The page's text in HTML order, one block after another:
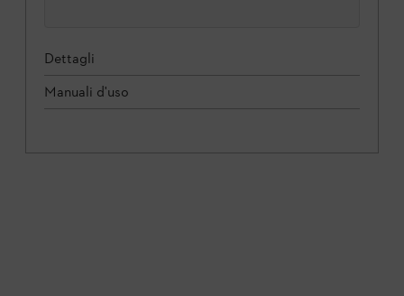
Dettagli
Manuali d'uso